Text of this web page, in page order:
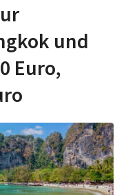
und
Euro,